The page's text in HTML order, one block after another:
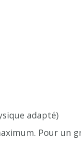
adapté)
Pour un